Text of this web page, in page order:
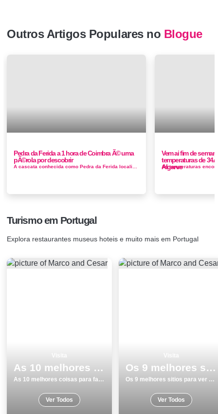
Outros Artigos Populares no Blogue
Pedra da Ferida a 1 hora de Coimbra Ã© uma
pÃ©rola por descobrir
Vem ai fim de
temperaturas de
Algarve
Turismo em Portugal
Explora restaurantes museus hoteis e muito mais em Portugal
As 10 melhores coisas para fazer e visitar em Vila Real
As 10 melhores coisas para fazer e visitar em Vila Real
Ver Todos
Os 9 melhores sitios para ver e visitar em Vila Real
Os 9 melhores sitios para ver e visitar em Vila Real
Ver Todos